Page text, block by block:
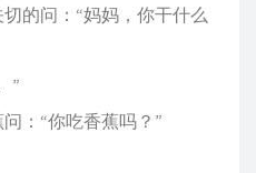
的问：“妈妈，你干什么
”
：“你吃香蕉吗？”